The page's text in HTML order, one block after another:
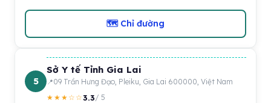
🗺 Chỉ đường
5
Sở Y tế Tỉnh Gia Lai
09 Trần Hưng Đạo, Pleiku, Gia Lai 600000, Việt Nam
★★★☆☆3.3/ 5